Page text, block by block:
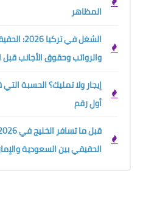
المظاهر
الشغل في
والرواتب وحقوق الأجانب
إيجار ولا تمليك؟ الحسبة
أول رقم
الحقيقي بين السعودية